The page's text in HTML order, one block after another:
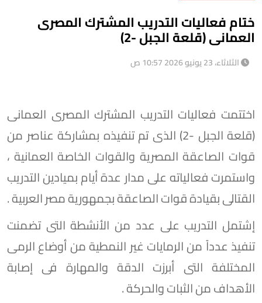
ختام فعاليات التدريب المشترك المصرى
العمانى (قلعة الجبل -2)
الثلاثاء، 23 يونيو 2026 10:57 ص
اختتمت فعاليات التدريب المشترك المصرى العمانى
(قلعة الجبل -2) الذى تم تنفيذه بمشاركة عناصر من
قوات الصاعقة المصرية والقوات الخاصة العمانية ،
واستمرت فعالياته على مدار عدة أيام بميادين التدريب
القتالى بقيادة قوات الصاعقة بجمهورية مصر العربية .
إشتمل التدريب على عدد من الأنشطة التى تضمنت
تنفيذ عدداً من الرمايات غير النمطية من أوضاع الرمى
المختلفة التى أبرزت الدقة والمهارة فى إصابة
الأهداف من الثبات والحركة .